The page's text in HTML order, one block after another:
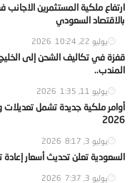
ارتفاع ملكية المستثمرين
بالاقتصاد السعودي
يوليو 22, 2026 10:24
قفزة في تكاليف الشحن إلى
المندب..
يوليو 11, 2026 1:35
أوامر ملكية جديدة تشمل
2026
يوليو 3, 2026 8:17
السعودية تعلن تحديث أسعار
يوليو 3, 2026 7:37